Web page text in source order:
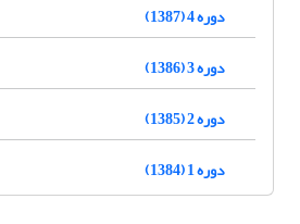
دوره 4 (1387)
دوره 3 (1386)
دوره 2 (1385)
دوره 1 (1384)